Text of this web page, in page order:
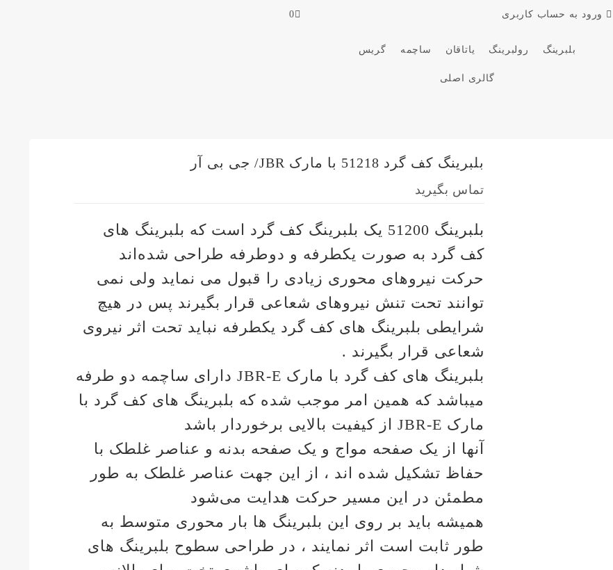
ورود به حساب کاربری 0
بلبرینگ رولبرینگ یاتاقان ساچمه گریس
گالری اصلی
بلبرینگ کف گرد 51218 با مارک JBR/ جی بی آر
تماس بگیرید
بلبرینگ 51200 یک بلبرینگ کف گرد است که بلبرینگ های
کف گرد به صورت یکطرفه و دوطرفه طراحی شده‌اند
حرکت نیروهای محوری زیادی را قبول می نماید ولی نمی
توانند تحت تنش نیروهای شعاعی قرار بگیرند پس در هیچ
شرایطی بلبرینگ های کف گرد یکطرفه نباید تحت اثر نیروی
شعاعی قرار بگیرند .
بلبرینگ های کف گرد با مارک JBR-E دارای ساچمه دو طرفه
میباشد که همین امر موجب شده که بلبرینگ های کف گرد با
مارک JBR-E از کیفیت بالایی برخوردار باشد
آنها از یک صفحه مواج و یک صفحه بدنه و عناصر غلطک با
حفاظ تشکیل شده اند ، از این جهت عناصر غلطک به طور
مطمئن در این مسیر حرکت هدایت می‌شود
همیشه باید بر روی این بلبرینگ ها بار محوری متوسط به
طور ثابت است اثر نمایند ، در طراحی سطوح بلبرینگ های